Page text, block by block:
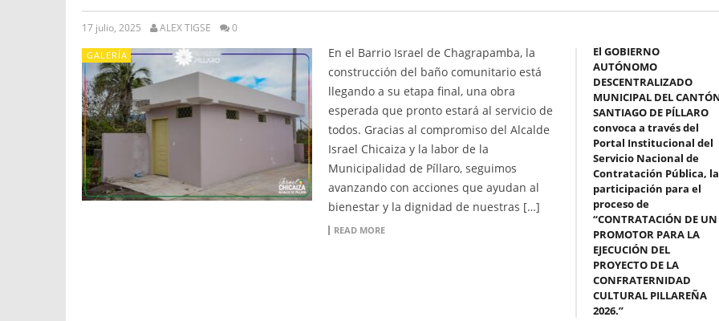
17 julio, 2025 ALEX TIGSE 0
GALERÍA
En el Barrio Israel de Chagrapamba, la
construcción del baño comunitario está
llegando a su etapa final, una obra
esperada que pronto estará al servicio de
todos. Gracias al compromiso del Alcalde
Israel Chicaiza y la labor de la
Municipalidad de Píllaro, seguimos
avanzando con acciones que ayudan al
bienestar y la dignidad de nuestras […]
READ MORE
El GOBIERNO
AUTÓNOMO
DESCENTRALIZADO
MUNICIPAL DEL
SANTIAGO DE PÍLLARO
convoca a través del
Portal Institucional del
Servicio Nacional de
Contratación Pública, la
participación para el
proceso de
“CONTRATACIÓN DE UN
PROMOTOR PARA LA
EJECUCIÓN DEL
PROYECTO DE LA
CONFRATERNIDAD
CULTURAL PILLAREÑA
2026.”